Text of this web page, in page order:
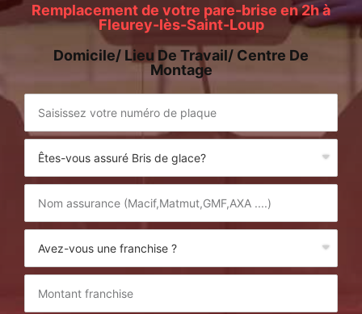
Remplacement de votre pare-brise en 2h à
Fleurey-lès-Saint-Loup
Domicile/ Lieu De Travail/ Centre De
Montage